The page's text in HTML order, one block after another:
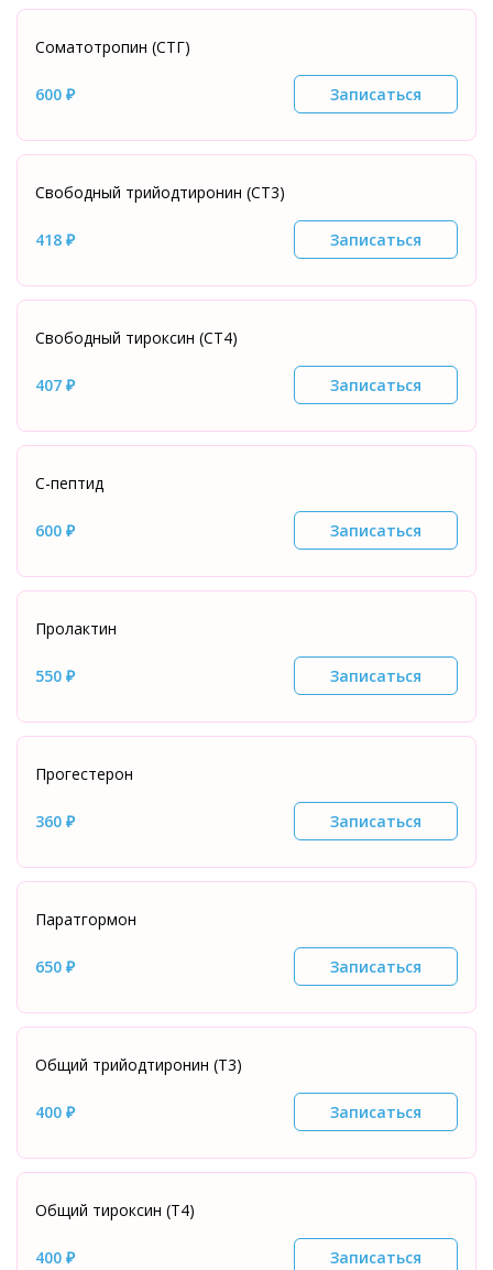
Соматотропин (СТГ)
600 ₽ Записаться
Свободный трийодтиронин (СТ3)
418 ₽ Записаться
Свободный тироксин (СТ4)
407 ₽ Записаться
С-пептид
600 ₽ Записаться
Пролактин
550 ₽ Записаться
Прогестерон
360 ₽ Записаться
Паратгормон
650 ₽ Записаться
Общий трийодтиронин (Т3)
400 ₽ Записаться
Общий тироксин (Т4)
400 ₽ Записаться